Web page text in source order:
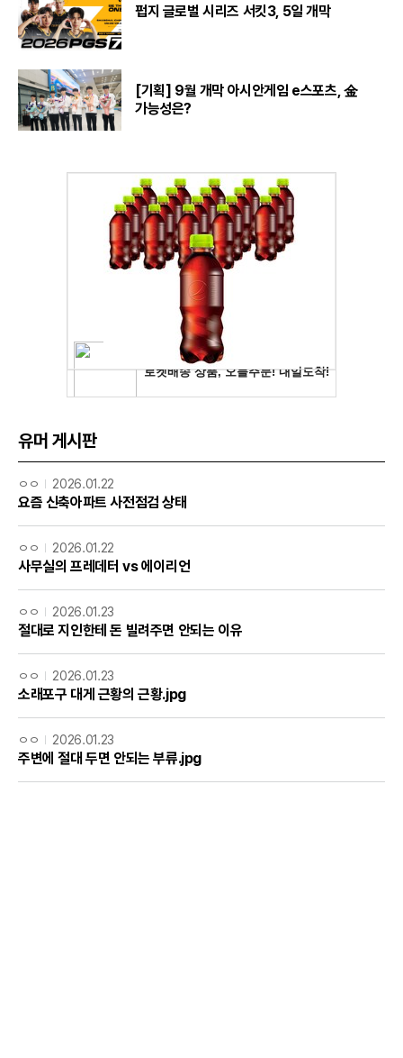
펍지 글로벌 시리즈 서킷3, 5일 개막
[기획] 9월 개막 아시안게임 e스포츠, 金
가능성은?
유머 게시판
ㅇㅇ 2026.01.22
요즘 신축아파트 사전점검 상태
ㅇㅇ 2026.01.22
사무실의 프레데터 vs 에이리언
ㅇㅇ 2026.01.23
절대로 지인한테 돈 빌려주면 안되는 이유
ㅇㅇ 2026.01.23
소래포구 대게 근황의 근황.jpg
ㅇㅇ 2026.01.23
주변에 절대 두면 안되는 부류.jpg